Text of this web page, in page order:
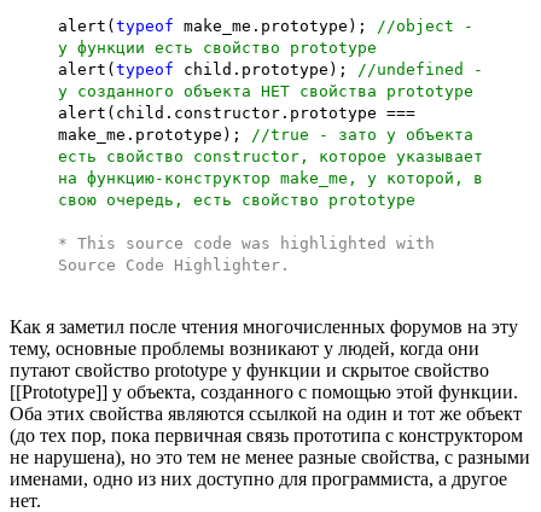
alert(typeof make_me.prototype);
//object -
у функции есть свойство prototype
alert(typeof child.prototype);
//undefined -
у созданного объекта НЕТ свойства prototype
alert(child.constructor.prototype ===
make_me.prototype);
//true - зато у объекта
есть свойство constructor, которое указывает
на функцию-конструктор make_me, у которой, в
свою очередь, есть свойство prototype
* This source code was highlighted with
Source Code Highlighter .
Как я заметил после чтения многочисленных форумов на эту
тему, основные проблемы возникают у людей, когда они
путают свойство prototype у функции и скрытое свойство
[[Prototype]] у объекта, созданного с помощью этой функции.
Оба этих свойства являются ссылкой на один и тот же объект
(до тех пор, пока первичная связь прототипа с конструктором
не нарушена), но это тем не менее разные свойства, с разными
именами, одно из них доступно для программиста, а другое
нет.